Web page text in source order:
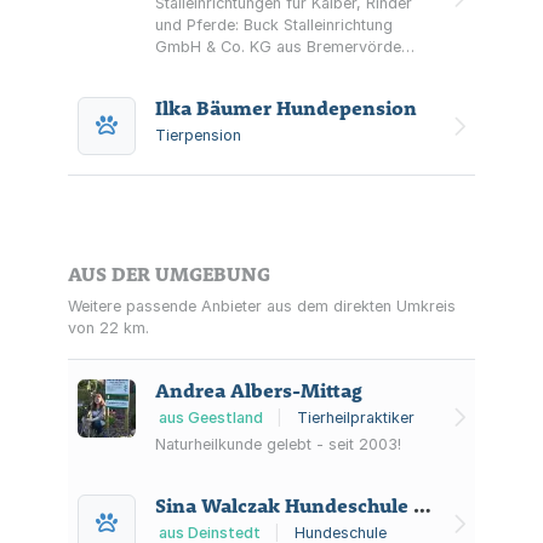
und Pferde: Buck Stalleinrichtung
GmbH & Co. KG aus Bremervörde
Belüftung und
Entmistung/Gülletechnik.
Ilka Bäumer Hundepension
Tierpension
AUS DER UMGEBUNG
Weitere passende Anbieter aus dem direkten Umkreis
von 22 km.
Andrea Albers-Mittag
aus Geestland
Tierheilpraktiker
Naturheilkunde gelebt - seit 2003!
Sina Walczak Hundeschule Hundeschule Meisterhund
aus Deinstedt Hundeschule